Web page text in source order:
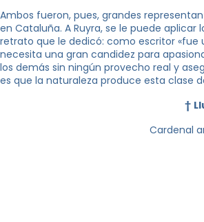
Ambos fueron, pues, grandes
en Cataluña. A Ruyra, se le puede aplicar
retrato que le dedicó: como escritor «fue
necesita una gran candidez para
los demás sin ningún provecho real y
es que la naturaleza produce esta clase
†
Cardenal